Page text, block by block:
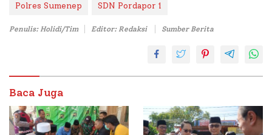
Polres Sumenep SDN Pordapor 1
Penulis: Holidi/Tim Editor: Redaksi Sumber Berita
Baca Juga